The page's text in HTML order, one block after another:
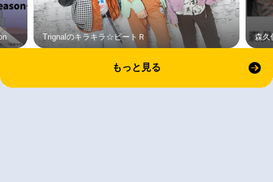
Trignalのキラキラ☆ビートＲ 森久
もっと見る